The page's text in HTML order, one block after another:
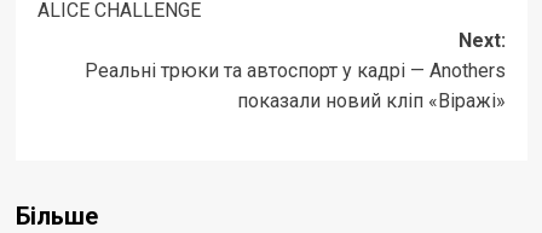
ALICE CHALLENGE
Next:
Реальні трюки та автоспорт у кадрі — Anothers
показали новий кліп «Віражі»
Більше